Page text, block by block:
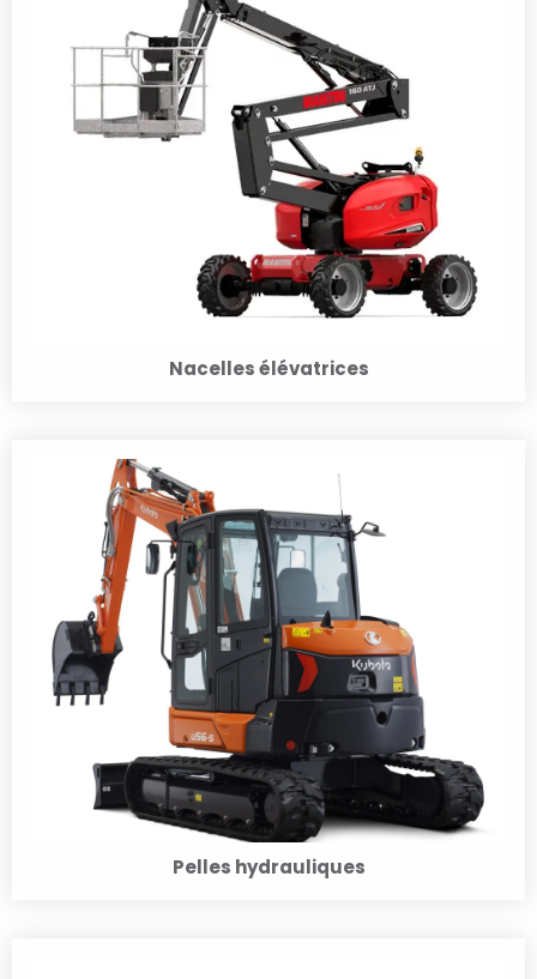
Nacelles élévatrices
Pelles hydrauliques